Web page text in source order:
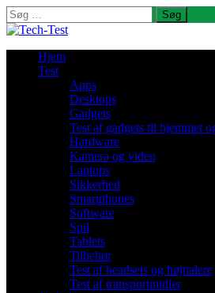
Søg
efter:
Hjem
Test
Apps
Desktops
Gadgets
Test af gadgets til hjemmet
Hardware
Kamera og video
Laptops
Sikkerhed
Smartphones
Software
Spil
Tablets
Tilbehør
Test af headsets og højttalere
Test af transportmidler